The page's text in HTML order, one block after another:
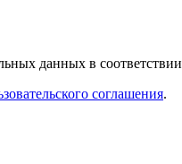
данных в соответствии
соглашения.